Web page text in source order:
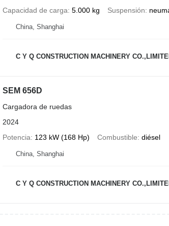
Capacidad de carga 5.000 kg Suspensión
China, Shanghai
C Y Q CONSTRUCTION MACHINERY
SEM 656D
Cargadora de ruedas
2024
Potencia
123 kW (168 Hp) Combustible diésel
China, Shanghai
C Y Q CONSTRUCTION MACHINERY